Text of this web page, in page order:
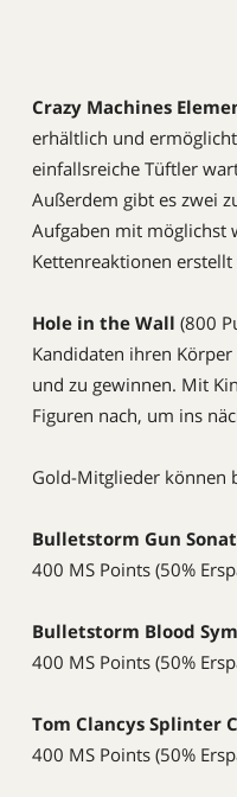
Crazy Machines
erhältlich und
einfallsreiche Tüftler
Außerdem gibt es zwei
Aufgaben mit möglichst
Kettenreaktionen
Hole in the Wall (800
Kandidaten ihren
und zu gewinnen. Mit
Figuren nach, um ins
Gold-Mitglieder können
Bulletstorm Gun
400 MS Points (50%
Bulletstorm Blood
400 MS Points (50%
Tom Clancys Splinter
400 MS Points (50%